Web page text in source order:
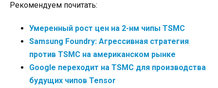
Рекомендуем почитать:
Умеренный рост цен на 2-нм чипы TSMC
Samsung Foundry: Агрессивная стратегия
против TSMC на американском рынке
Google переходит на TSMC для производства
будущих чипов Tensor